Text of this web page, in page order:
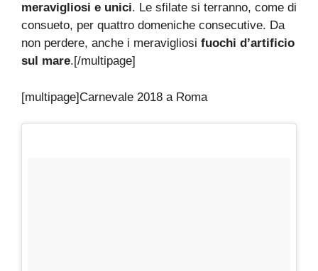
meravigliosi e unici. Le sfilate si terranno, come di
consueto, per quattro domeniche consecutive. Da
non perdere, anche i meravigliosi fuochi d’artificio
sul mare.[/multipage]
[multipage]Carnevale 2018 a Roma